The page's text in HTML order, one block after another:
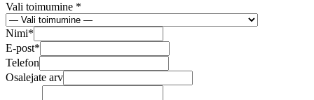
Vali toimumine *
Nimi*
E-post*
Telefon
Osalejate arv